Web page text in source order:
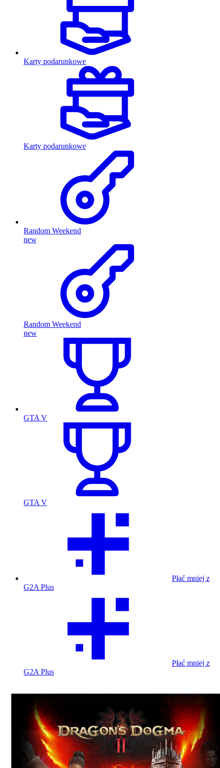
Karty podarunkowe
Karty podarunkowe
Random Weekend
new
Random Weekend
new
GTA V
GTA V
Płać mniej z
G2A Plus
Płać mniej z
G2A Plus